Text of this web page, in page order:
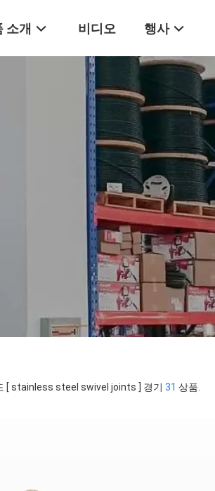
소개 비디오 행사
[ stainless steel swivel joints ] 경기 31 상품.